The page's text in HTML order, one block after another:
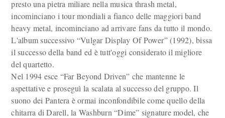
presto una pietra miliare nella musica thrash metal,
incominciano i tour mondiali a fianco delle maggiori band
heavy metal, incominciano ad arrivare fans da tutto il mondo.
L'album successivo “Vulgar Display Of Power” (1992), bissa
il successo della band ed è tutt'oggi considerato il migliore
del quartetto.
Nel 1994 esce “Far Beyond Driven” che mantenne le
aspettative e proseguì la scalata al successo del gruppo. Il
suono dei Pantera è ormai inconfondibile come quello della
chitarra di Darell, la Washburn “Dime” signature model, che